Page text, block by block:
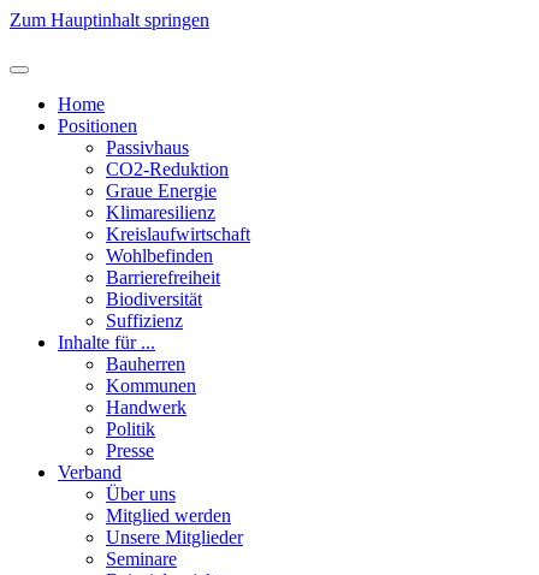
Zum Hauptinhalt springen
Home
Positionen
Passivhaus
CO2-Reduktion
Graue Energie
Klimaresilienz
Kreislaufwirtschaft
Wohlbefinden
Barrierefreiheit
Biodiversität
Suffizienz
Inhalte für ...
Bauherren
Kommunen
Handwerk
Politik
Presse
Verband
Über uns
Mitglied werden
Unsere Mitglieder
Seminare